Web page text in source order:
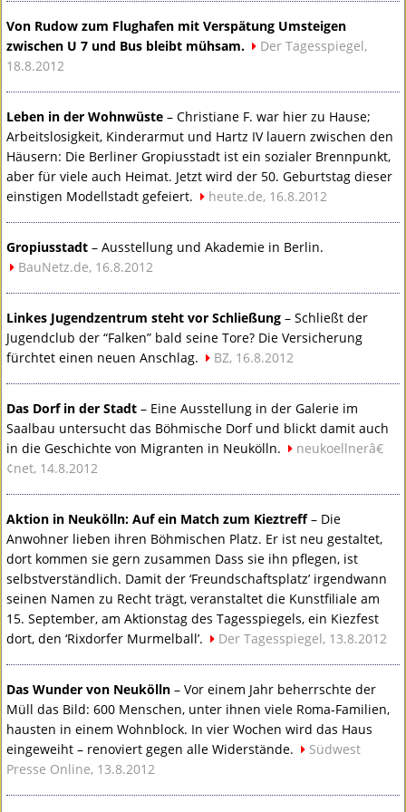
Von Rudow zum Flughafen mit Verspätung Umsteigen
zwischen U 7 und Bus bleibt mühsam.
Der Tagesspiegel,
18.8.2012
Leben in der Wohnwüste – Christiane F. war hier zu Hause;
Arbeitslosigkeit, Kinderarmut und Hartz IV lauern zwischen den
Häusern: Die Berliner Gropiusstadt ist ein sozialer Brennpunkt,
aber für viele auch Heimat. Jetzt wird der 50. Geburtstag dieser
einstigen Modellstadt gefeiert.
heute.de, 16.8.2012
Gropiusstadt – Ausstellung und Akademie in Berlin.
BauNetz.de, 16.8.2012
Linkes Jugendzentrum steht vor Schließung – Schließt der
Jugendclub der “Falken” bald seine Tore? Die Versicherung
fürchtet einen neuen Anschlag.
BZ, 16.8.2012
Das Dorf in der Stadt – Eine Ausstellung in der Galerie im
Saalbau untersucht das Böhmische Dorf und blickt damit auch
in die Geschichte von Migranten in Neukölln.
neukoellnerâ€
¢net, 14.8.2012
Aktion in Neukölln: Auf ein Match zum Kieztreff– Die
Anwohner lieben ihren Böhmischen Platz. Er ist neu gestaltet,
dort kommen sie gern zusammen Dass sie ihn pflegen, ist
selbstverständlich. Damit der ‘Freundschaftsplatz’ irgendwann
seinen Namen zu Recht trägt, veranstaltet die Kunstfiliale am
15. September, am Aktionstag des Tagesspiegels, ein Kiezfest
dort, den ‘Rixdorfer Murmelball’.
Der Tagesspiegel, 13.8.2012
Das Wunder von Neukölln – Vor einem Jahr beherrschte der
Müll das Bild: 600 Menschen, unter ihnen viele Roma-Familien,
hausten in einem Wohnblock. In vier Wochen wird das Haus
eingeweiht – renoviert gegen alle Widerstände.
Südwest
Presse Online, 13.8.2012